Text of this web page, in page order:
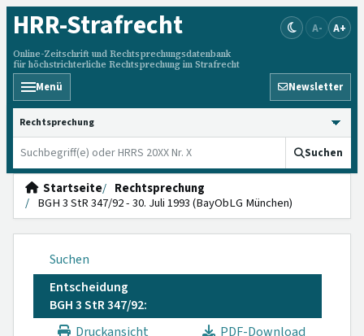
HRR-Strafrecht
Online-Zeitschrift und Rechtsprechungsdatenbank
für höchstrichterliche Rechtsprechung im Strafrecht
A- A+
Menü Newsletter
HRRS durchsuchen
Suchen
Startseite
Rechtsprechung
BGH 3 StR 347/92 - 30. Juli 1993 (BayObLG München)
Suchen
Entscheidung
BGH 3 StR 347/92:
Druckansicht
PDF-Download